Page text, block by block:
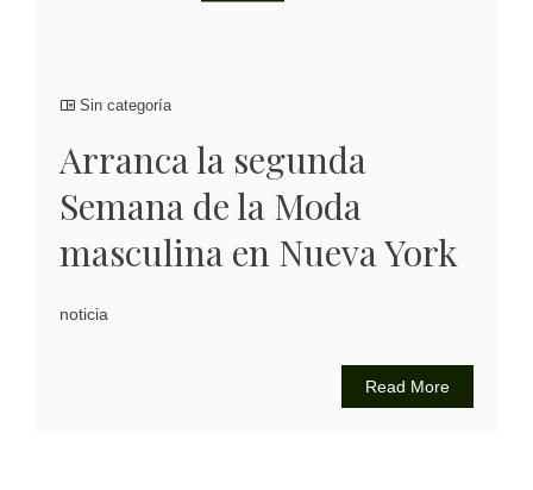
Sin categoría
Arranca la segunda
Semana de la Moda
masculina en Nueva York
noticia
Read More